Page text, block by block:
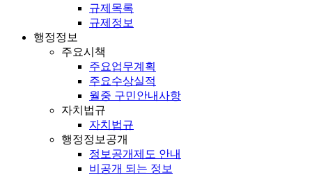
규제목록
규제정보
행정정보
주요시책
주요업무계획
주요수상실적
월중 구민안내사항
자치법규
자치법규
행정정보공개
정보공개제도 안내
비공개 되는 정보